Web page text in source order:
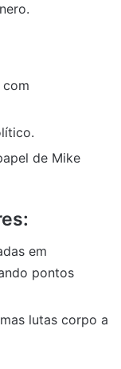
com
de Mike
em
pontos
lutas corpo a